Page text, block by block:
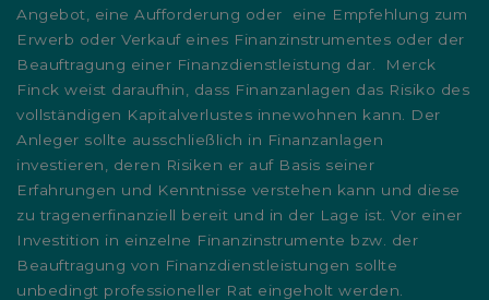
Angebot, eine Aufforderung oder eine Empfehlung zum
Erwerb oder Verkauf eines Finanzinstrumentes oder der
Beauftragung einer Finanzdienstleistung dar. Merck
Finck weist daraufhin, dass Finanzanlagen das Risiko des
vollständigen Kapitalverlustes innewohnen kann. Der
Anleger sollte ausschließlich in Finanzanlagen
investieren, deren Risiken er auf Basis seiner
Erfahrungen und Kenntnisse verstehen kann und diese
zu tragenerfinanziell bereit und in der Lage ist. Vor einer
Investition in einzelne Finanzinstrumente bzw. der
Beauftragung von Finanzdienstleistungen sollte
unbedingt professioneller Rat eingeholt werden.